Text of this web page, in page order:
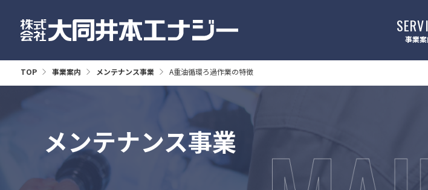
事業案
TOP 事業案内 メンテナンス事業 A重油循環ろ過作業の特徴
メンテナンス事業